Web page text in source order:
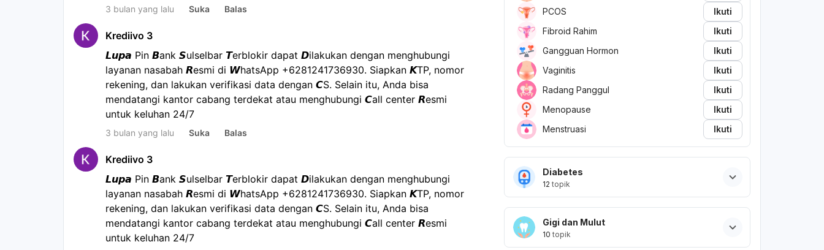
3 bulan yang lalu Suka Balas
Krediivo 3
𝙇𝙪𝙥𝙖 Pin 𝘽ank 𝙎ulselbar 𝙏erblokir dapat 𝘿ilakukan dengan menghubungi
layanan nasabah 𝙍esmi di 𝙒hatsApp +6281241736930. Siapkan 𝙆TP, nomor
rekening, dan lakukan verifikasi data dengan 𝘾S. Selain itu, Anda bisa
mendatangi kantor cabang terdekat atau menghubungi 𝘾all center 𝙍esmi
untuk keluhan 24/7
3 bulan yang lalu Suka Balas
Krediivo 3
𝙇𝙪𝙥𝙖 Pin 𝘽ank 𝙎ulselbar 𝙏erblokir dapat 𝘿ilakukan dengan menghubungi
layanan nasabah 𝙍esmi di 𝙒hatsApp +6281241736930. Siapkan 𝙆TP, nomor
rekening, dan lakukan verifikasi data dengan 𝘾S. Selain itu, Anda bisa
mendatangi kantor cabang terdekat atau menghubungi 𝘾all center 𝙍esmi
untuk keluhan 24/7
PCOS
Ikuti
Fibroid Rahim
Ikuti
Gangguan Hormon
Ikuti
Vaginitis
Ikuti
Radang Panggul
Ikuti
Menopause
Ikuti
Menstruasi
Ikuti
Diabetes
12 topik
Gigi dan Mulut
10 topik